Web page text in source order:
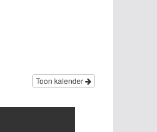
Toon kalender